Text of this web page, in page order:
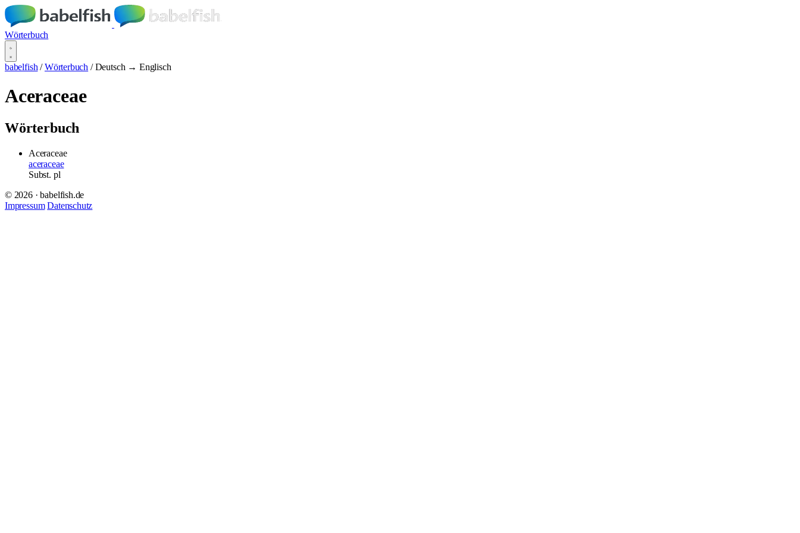
Wörterbuch
babelfish / Wörterbuch / Deutsch → Englisch
Aceraceae
Wörterbuch
Aceraceae
aceraceae
Subst. pl
© 2026 · babelfish.de
Impressum Datenschutz